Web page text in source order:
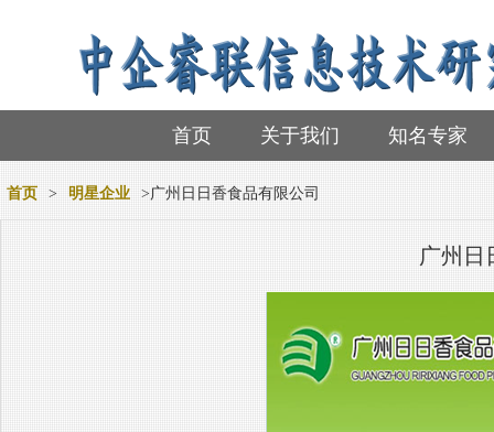
首页 关于我们 知名专家
首页 > 明星企业 >广州日日香食品有限公司
广州日